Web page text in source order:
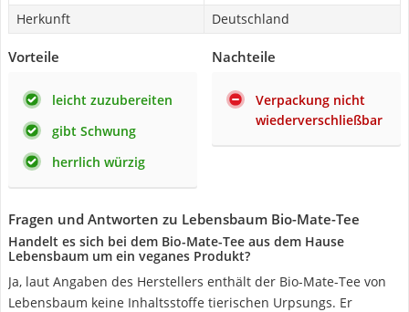
Herkunft
Deutschland
Vorteile
leicht zuzubereiten
gibt Schwung
herrlich würzig
Nachteile
Verpackung nicht
wiederverschließbar
Fragen und Antworten zu Lebensbaum Bio-Mate-Tee
Handelt es sich bei dem Bio-Mate-Tee aus dem Hause
Lebensbaum um ein veganes Produkt?
Ja, laut Angaben des Herstellers enthält der Bio-Mate-Tee von
Lebensbaum keine Inhaltsstoffe tierischen Urpsungs. Er